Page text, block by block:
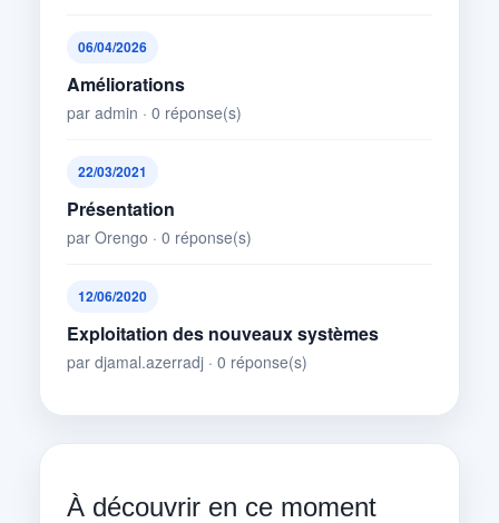
06/04/2026
Améliorations
par admin · 0 réponse(s)
22/03/2021
Présentation
par Orengo · 0 réponse(s)
12/06/2020
Exploitation des nouveaux systèmes
par djamal.azerradj · 0 réponse(s)
À découvrir en ce moment